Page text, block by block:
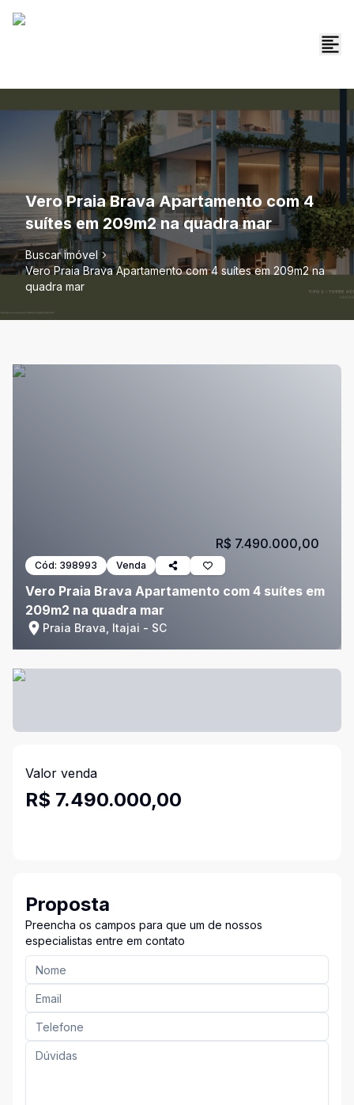
Vero Praia Brava Apartamento com 4
suítes em 209m2 na quadra mar
Buscar imóvel
Vero Praia Brava Apartamento com 4 suítes em 209m2 na
quadra mar
Cód: 398993 Venda
Vero Praia Brava Apartamento com 4 suítes em
209m2 na quadra mar
Praia Brava, Itajai - SC
R$ 7.490.000,00
Valor venda
R$ 7.490.000,00
Proposta
Preencha os campos para que um de nossos
especialistas entre em contato